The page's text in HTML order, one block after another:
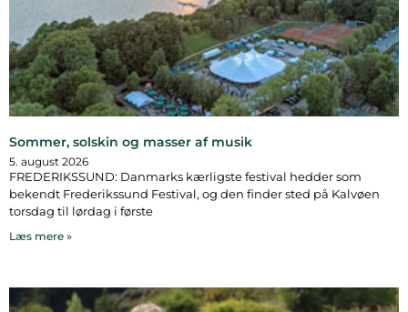
Sommer, solskin og masser af musik
5. august 2026
FREDERIKSSUND: Danmarks kærligste festival hedder som
bekendt Frederikssund Festival, og den finder sted på Kalvøen
torsdag til lørdag i første
Læs mere »